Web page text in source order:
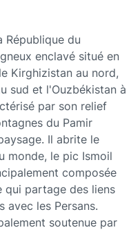
République du
enclavé situé en
Kirghizistan au nord,
sud et l'Ouzbékistan à
par son relief
du Pamir
Il abrite le
monde, le pic Ismoil
composée
qui partage des liens
avec les Persans.
soutenue par